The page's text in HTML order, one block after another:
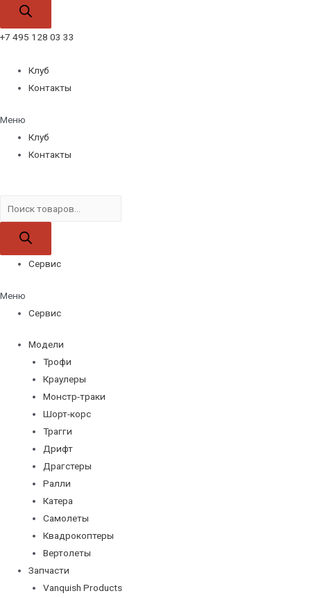
+7 495 128 03 33
Клуб
Контакты
Меню
Клуб
Контакты
товаров
Сервис
Меню
Сервис
Модели
Трофи
Краулеры
Монстр-траки
Шорт-корс
Трагги
Дрифт
Драгстеры
Ралли
Катера
Самолеты
Квадрокоптеры
Вертолеты
Запчасти
Vanquish Products